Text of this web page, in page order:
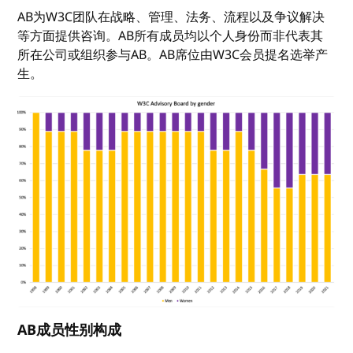
AB为W3C团队在战略、管理、法务、流程以及争议解决
等方面提供咨询。AB所有成员均以个人身份而非代表其
所在公司或组织参与AB。AB席位由W3C会员提名选举产
生。
AB成员性别构成